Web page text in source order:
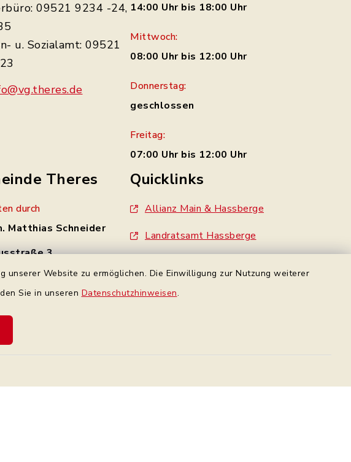
Website zu ermöglichen. Die Einwilligung zur Nutzung weiterer
Sie in unseren Datenschutzhinweisen.
09521 9234 -24,
u. Sozialamt: 09521
14:00 Uhr bis 18:00 Uhr
Mittwoch:
08:00 Uhr bis 12:00 Uhr
Donnerstag:
geschlossen
Freitag:
07:00 Uhr bis 12:00 Uhr
Theres
durch
Matthias Schneider
3
Theres
95 21 / 92 34 - 0
Quicklinks
Allianz Main & Hassberge
Landratsamt Hassberge
Gemeinde Wonfurt